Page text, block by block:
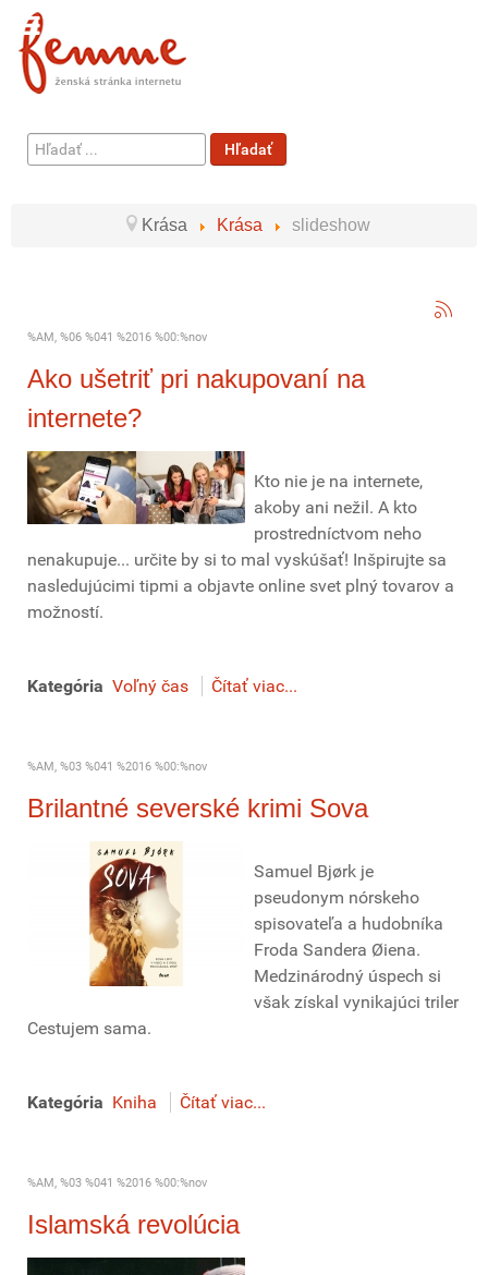
Hľadať
...
Hľadať
Krása Krása slideshow
%AM, %06 %041 %2016 %00:%nov
Ako ušetriť pri nakupovaní na
internete?
Kto nie je na internete,
akoby ani nežil. A kto
prostredníctvom neho
nenakupuje... určite by si to mal vyskúšať! Inšpirujte sa
nasledujúcimi tipmi a objavte online svet plný tovarov a
možností.
Kategória Voľný čas Čítať viac...
%AM, %03 %041 %2016 %00:%nov
Brilantné severské krimi Sova
Samuel Bjørk je
pseudonym nórskeho
spisovateľa a hudobníka
Froda Sandera Øiena.
Medzinárodný úspech si
však získal vynikajúci triler
Cestujem sama.
Kategória Kniha Čítať viac...
%AM, %03 %041 %2016 %00:%nov
Islamská revolúcia